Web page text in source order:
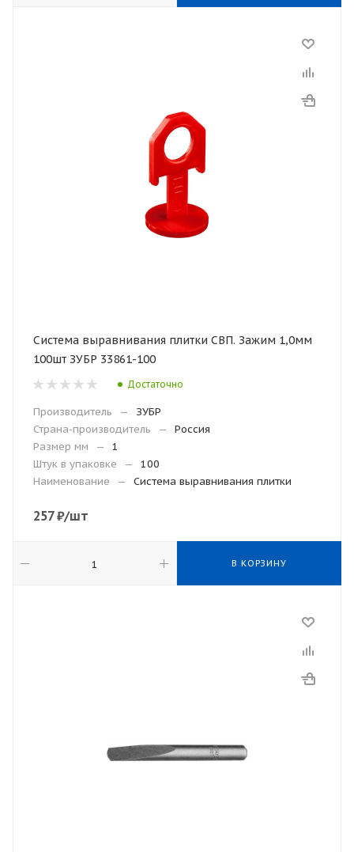
Система выравнивания плитки СВП. Зажим 1,0мм
100шт ЗУБР 33861-100
Достаточно
Производитель —
ЗУБР
Страна-производитель
—
Россия
Размер мм
—
1
Штук в упаковке
—
100
Наименование
— Система выравнивания плитки
257₽/шт
В КОРЗИНУ